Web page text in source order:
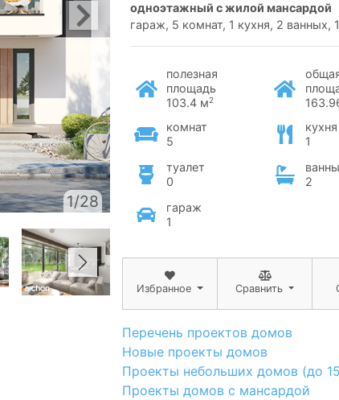
1/28
одноэтажный с жилой мансардой
гараж, 5 комнат, 1 кухня, 2 ванных,
полезная
площадь
103.4 м2
комнат
5
кухня
1
туалет
0
2
гараж
1
Избранное Сравнить
Перечень проектов домов
Новые проекты домов
Проекты небольших домов (до
Проекты домов с мансардой